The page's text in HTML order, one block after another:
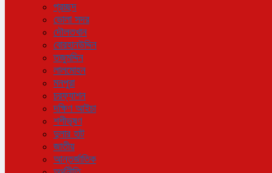
প্রচ্ছদ
ভোলা সদর
দৌলতখান
বোরহানউদ্দিন
তজুমদ্দিন
লালমোহন
মনপুরা
চরফ্যাশন
দক্ষিণ আইচা
শশীভূষণ
দুলার হাট
জাতীয়
আন্তর্জাতিক